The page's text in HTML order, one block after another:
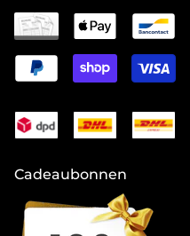
Cadeaubonnen